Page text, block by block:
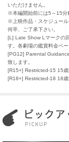
いただけません。
※本編開始前には5～15分
※上映作品・スケジュール
何卒、ご了承下さい。
[L] Late Show Lマークの
す。各劇場の鑑賞料金ペー
[PG12] Parental
致します。
[R15+] Restricted-15 15歳
[R18+] Restricted-18 18歳